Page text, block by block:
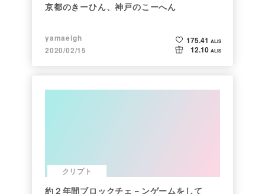
京都のきーひん、神戸のこーへん
yamaeigh
2020/02/15
175.41 ALIS
12.10 ALIS
クリプト
約２年間ブロックチェ－ンゲームをして